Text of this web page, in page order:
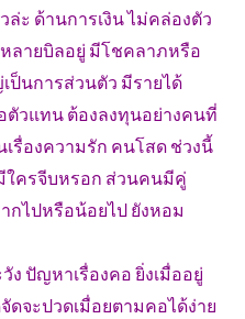
ะ ด้านการเงิน ไม่คล่องตัว
ลายบิลอยู่ มีโชคลาภหรือ
ป็นการส่วนตัว มีรายได้
ตัวแทน ต้องลงทุนอย่างคนที่
รื่องความรัก คนโสด ช่วงนี้
ใครจีบหรอก ส่วนคนมีคู่
ไปหรือน้อยไป ยังหอม
ปัญหาเรื่องคอ ยิ่งเมื่ออยู่
ดจะปวดเมื่อยตามคอได้ง่าย